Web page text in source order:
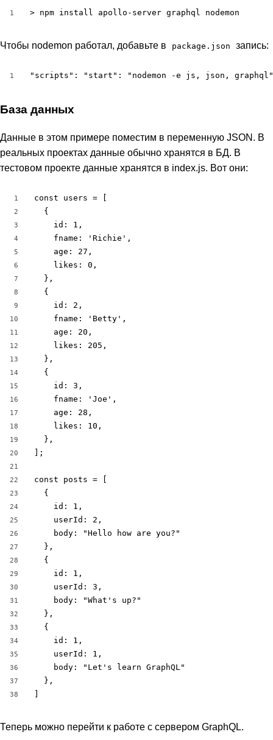
1 > npm install apollo-server graphql nodemon
Чтобы nodemon работал, добавьте в package.json запись:
1 "scripts": "start": "nodemon -e js, json, graphql"
База данных
Данные в этом примере поместим в переменную JSON. В
реальных проектах данные обычно хранятся в БД. В
тестовом проекте данные хранятся в index.js. Вот они:
1
2
3
4
5
6
7
8
9
10
11
12
13
14
15
16
17
18
19
20
21
22
23
24
25
26
27
28
29
30
31
32
33
34
35
36
37
38
const users = [
  {
    id: 1,
    fname: 'Richie',
    age: 27,
    likes: 0,
  },
  {
    id: 2,
    fname: 'Betty',
    age: 20,
    likes: 205,
  },
  {
    id: 3,
    fname: 'Joe',
    age: 28,
    likes: 10,
  },
];
const posts = [
  {
    id: 1,
    userId: 2,
    body: "Hello how are you?"
  },
  {
    id: 1,
    userId: 3,
    body: "What's up?"
  },
  {
    id: 1,
    userId: 1,
    body: "Let's learn GraphQL"
  },
Теперь можно перейти к работе с сервером GraphQL.